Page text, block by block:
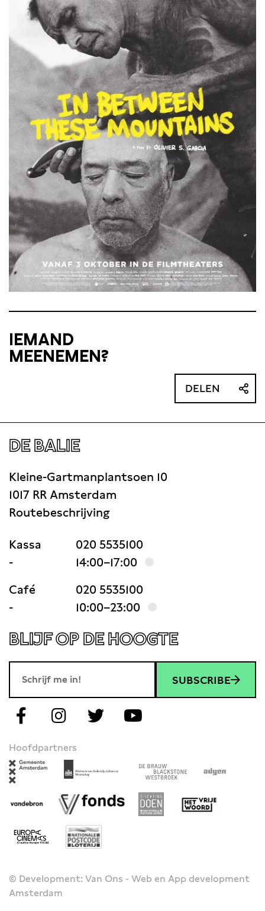
IEMAND
MEENEMEN?
DELEN
DE BALIE
Kleine-Gartmanplantsoen 10
1017 RR Amsterdam
Routebeschrijving
Kassa
020 5535100
-
14:00–17:00
Café
020 5535100
-
10:00–23:00
BLIJF OP DE HOOGTE
SUBSCRIBE
Hoofdpartners
© Development: Van Ons - Web en App development
Amsterdam